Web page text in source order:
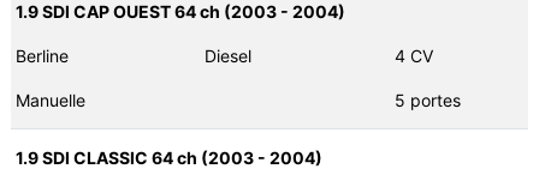
1.9 SDI CAP OUEST 64 ch (2003 - 2004)
Berline Diesel 4 CV
Manuelle 5 portes
1.9 SDI CLASSIC 64 ch (2003 - 2004)